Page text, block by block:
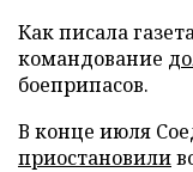
Как писала
командование
боеприпасов.
В конце июля
приостановили